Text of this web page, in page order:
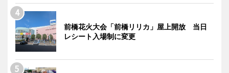
前橋花火大会「前橋リリカ」屋上開放 当日
レシート入場制に変更